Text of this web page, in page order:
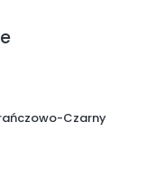
Czarny